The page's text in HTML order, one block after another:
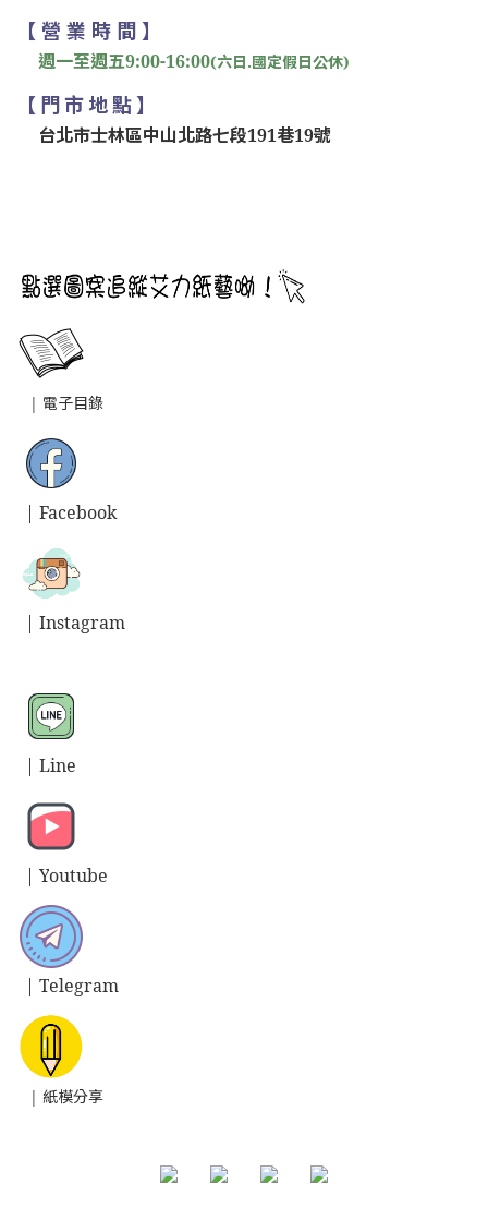
【 營 業 時 間 】
週一至週五9:00-16:00(六日.國定假日公休)
【 門 市 地 點 】
台北市士林區中山北路七段191巷19號
| 電子目錄
| Facebook
| Instagram
| Line
| Youtube
| Telegram
| 紙模分享